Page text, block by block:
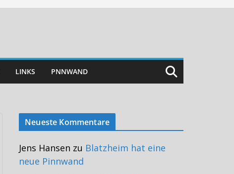
LINKS PNNWAND
Neueste Kommentare
Jens Hansen zu Blatzheim hat eine
neue Pinnwand